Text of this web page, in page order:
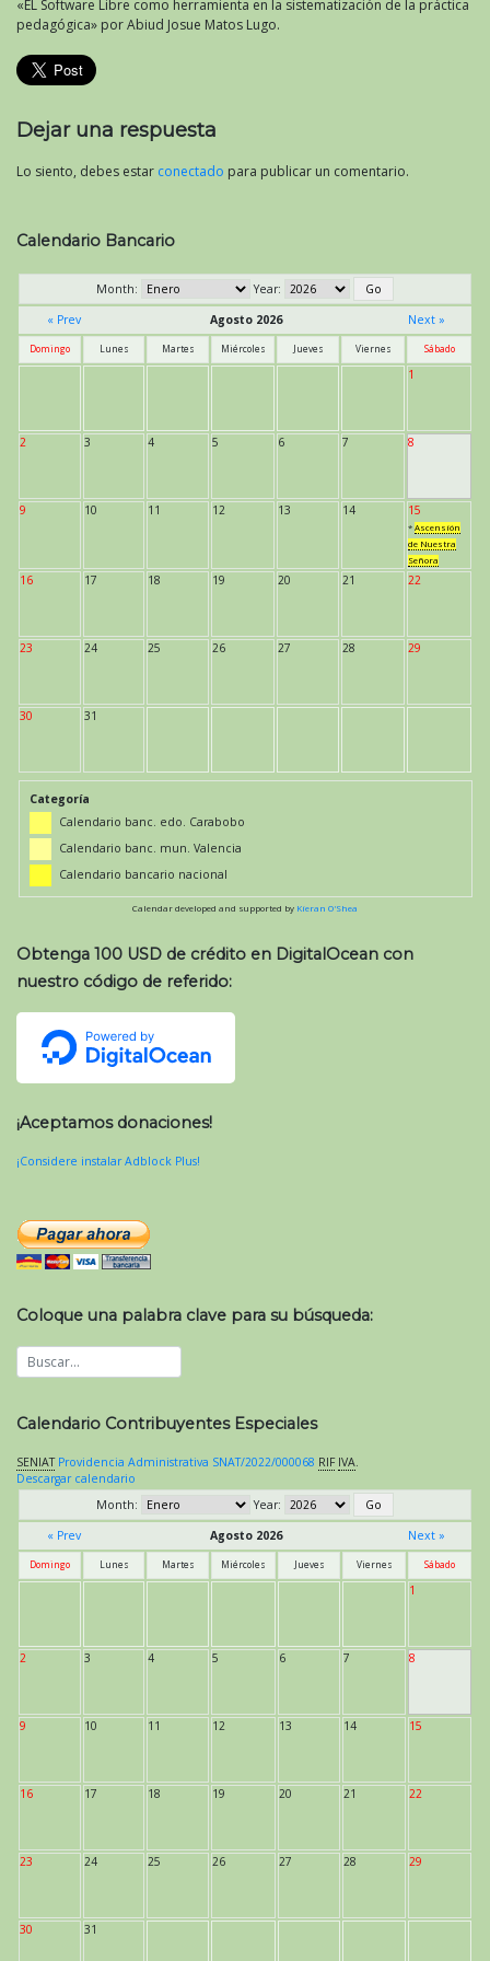
«EL Software Libre como herramienta en la sistematización de la práctica
pedagógica» por Abiud Josue Matos Lugo.
Dejar una respuesta
Lo siento, debes estar conectado para publicar un comentario.
Calendario Bancario
Month:
Year:
« Prev
Agosto 2026 Next »
Domingo Lunes Martes Miércoles Jueves Viernes Sábado
1
2 3 4 5 6 7 8
9 10 11 12 13 14 15
* Ascensión
de Nuestra
Señora
16 17 18 19 20 21 22
23 24 25 26 27 28 29
30 31
Categoría
Calendario banc. edo. Carabobo
Calendario banc. mun. Valencia
Calendario bancario nacional
Calendar developed and supported by Kieran O'Shea
Obtenga 100 USD de crédito en DigitalOcean con
nuestro código de referido:
¡Aceptamos donaciones!
¡Considere instalar Adblock Plus!
Coloque una palabra clave para su búsqueda:
Calendario Contribuyentes Especiales
SENIAT Providencia Administrativa SNAT/2022/000068 RIF IVA
Descargar calendario
Month:
Year:
« Prev
Agosto 2026 Next »
Domingo Lunes Martes Miércoles Jueves Viernes Sábado
1
2 3 4 5 6 7 8
9 10 11 12 13 14 15
16 17 18 19 20 21 22
23 24 25 26 27 28 29
30 31